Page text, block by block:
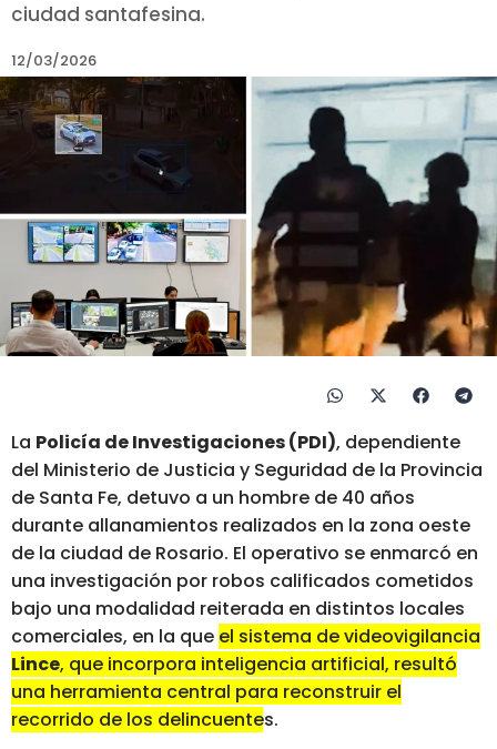
ciudad santafesina.
12/03/2026
La Policía de Investigaciones (PDI), dependiente
del Ministerio de Justicia y Seguridad de la Provincia
de Santa Fe, detuvo a un hombre de 40 años
durante allanamientos realizados en la zona oeste
de la ciudad de Rosario. El operativo se enmarcó en
una investigación por robos calificados cometidos
bajo una modalidad reiterada en distintos locales
comerciales, en la que el sistema de videovigilancia
Lince, que incorpora inteligencia artificial, resultó
una herramienta central para reconstruir el
recorrido de los delincuentes.